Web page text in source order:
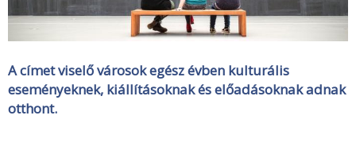
A címet viselő városok egész évben kulturális
eseményeknek, kiállításoknak és előadásoknak adnak
otthont.